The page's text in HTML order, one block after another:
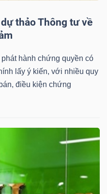
thảo Thông tư về
hành chứng quyền có
lấy ý kiến, với nhiều quy
điều kiện chứng